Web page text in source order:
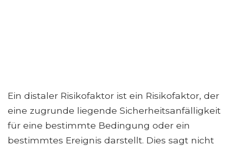
Ein distaler Risikofaktor ist ein Risikofaktor, der
eine zugrunde liegende Sicherheitsanfälligkeit
für eine bestimmte Bedingung oder ein
bestimmtes Ereignis darstellt. Dies sagt nicht